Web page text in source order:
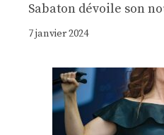
Sabaton dévoile son
7 janvier 2024